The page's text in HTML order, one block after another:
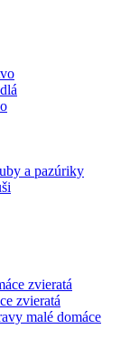
a pazúriky
zvieratá
zvieratá
malé domáce